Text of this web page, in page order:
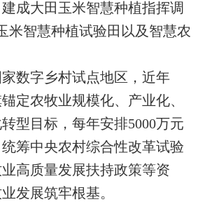
成大田玉米智慧种植指挥调
米智慧种植试验田以及智慧农
字乡村试点地区，近年
定农牧业规模化、产业化、
型目标，每年安排5000万元
筹中央农村综合性改革试验
高质量发展扶持政策等资
发展筑牢根基。